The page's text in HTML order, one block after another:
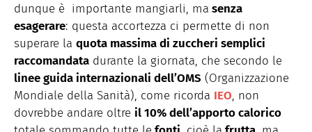
dunque è importante mangiarli, ma senza
esagerare: questa accortezza ci permette di non
superare la quota massima di zuccheri semplici
raccomandata durante la giornata, che secondo le
linee guida internazionali dell’OMS (Organizzazione
Mondiale della Sanità), come ricorda IEO, non
dovrebbe andare oltre il 10% dell’apporto calorico